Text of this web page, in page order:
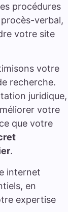
procédures
procès-verbal,
votre site
votre
recherche.
juridique,
votre
que votre
.
internet
en
expertise